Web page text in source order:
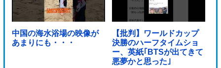
中国の海水浴場の映像が
あまりにも・・・
【批判】ワールドカップ
決勝のハーフタイムショ
ー、英紙｢BTSが出てきて
悪夢かと思った｣